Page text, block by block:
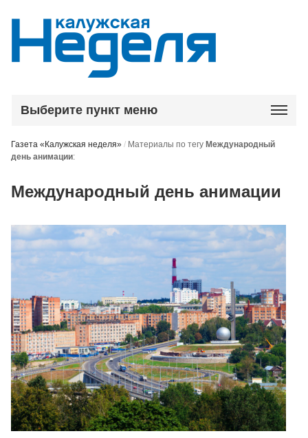
Выберите пункт меню
Газета «Калужская неделя» / Материалы по тегу Международный
день анимации:
Международный день анимации